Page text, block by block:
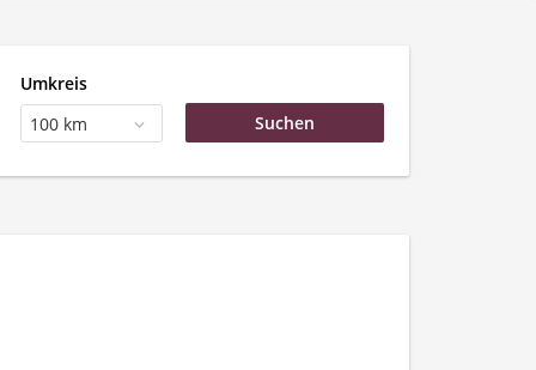
Umkreis
100 km